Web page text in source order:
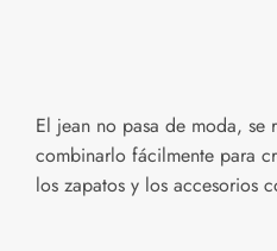
El jean no pasa de moda, se
combinarlo fácilmente para
los zapatos y los accesorios